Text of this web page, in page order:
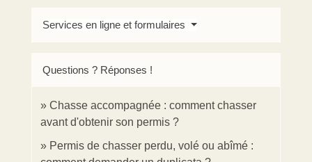
Services en ligne et formulaires
Questions ? Réponses !
Chasse accompagnée : comment chasser
avant d'obtenir son permis ?
Permis de chasser perdu, volé ou abîmé :